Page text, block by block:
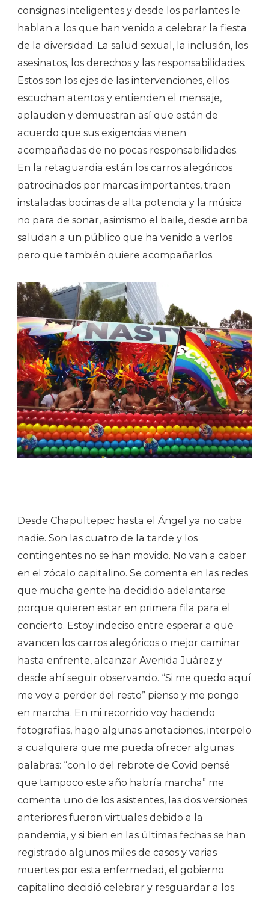
consignas inteligentes y desde los parlantes le
hablan a los que han venido a celebrar la fiesta
de la diversidad. La salud sexual, la inclusión, los
asesinatos, los derechos y las responsabilidades.
Estos son los ejes de las intervenciones, ellos
escuchan atentos y entienden el mensaje,
aplauden y demuestran así que están de
acuerdo que sus exigencias vienen
acompañadas de no pocas responsabilidades.
En la retaguardia están los carros alegóricos
patrocinados por marcas importantes, traen
instaladas bocinas de alta potencia y la música
no para de sonar, asimismo el baile, desde arriba
saludan a un público que ha venido a verlos
pero que también quiere acompañarlos.
Desde Chapultepec hasta el Ángel ya no cabe
nadie. Son las cuatro de la tarde y los
contingentes no se han movido. No van a caber
en el zócalo capitalino. Se comenta en las redes
que mucha gente ha decidido adelantarse
porque quieren estar en primera fila para el
concierto. Estoy indeciso entre esperar a que
avancen los carros alegóricos o mejor caminar
hasta enfrente, alcanzar Avenida Juárez y
desde ahí seguir observando. “Si me quedo aquí
me voy a perder del resto” pienso y me pongo
en marcha. En mi recorrido voy haciendo
fotografías, hago algunas anotaciones, interpelo
a cualquiera que me pueda ofrecer algunas
palabras: “con lo del rebrote de Covid pensé
que tampoco este año habría marcha” me
comenta uno de los asistentes, las dos versiones
anteriores fueron virtuales debido a la
pandemia, y si bien en las últimas fechas se han
registrado algunos miles de casos y varias
muertes por esta enfermedad, el gobierno
capitalino decidió celebrar y resguardar a los